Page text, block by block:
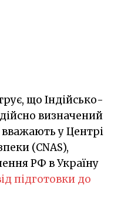
що Індійсько-
визначений
у Центрі
(CNAS),
РФ в Україну
підготовки до